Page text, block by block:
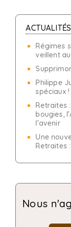
ACTUALITÉS
Régimes
veillent
Philippe
spéciaux !
Retraites
bougies,
l’avenir
Une
Retraites
Nous